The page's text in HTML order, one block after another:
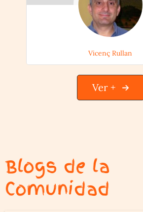
Vicenç Rullan
Ver +
Blogs de la
Comunidad